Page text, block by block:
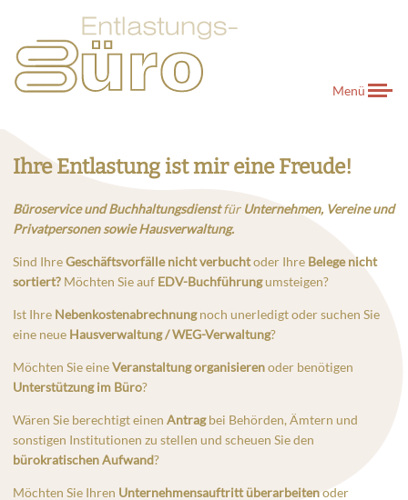
Menü
Ihre Entlastung ist mir eine Freude!
Büroservice und Buchhaltungsdienstfür Unternehmen, Vereine und
Privatpersonen sowie Hausverwaltung.
Sind IhreGeschäftsvorfälle nicht verbuchtoder Ihre Belege nicht
sortiert? Möchten Sie auf EDV-Buchführungumsteigen?
Ist Ihre Nebenkostenabrechnungnoch unerledigt oder suchen Sie
eine neue Hausverwaltung / WEG-Verwaltung?
Möchten Sie eineVeranstaltung organisierenoder benötigen
Unterstützung im Büro?
Wären Sie berechtigt einen Antragbei Behörden, Ämtern und
sonstigen Institutionen zu stellen und scheuen Sie den
bürokratischen Aufwand?
Möchten Sie Ihren Unternehmensauftritt überarbeitenoder